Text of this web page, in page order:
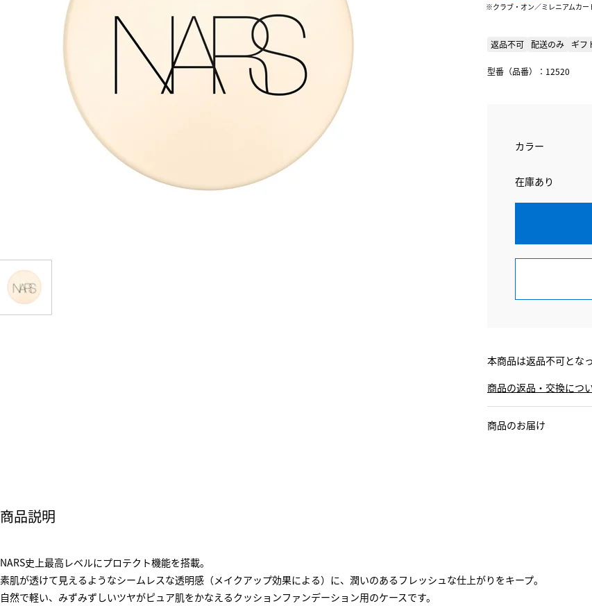
クラブ・オン／ミレニアムカ
返品不可 配送のみ ギフ
型番（品番）：12520
カラー
在庫あり
本商品は返品不可とな
商品の返品・交換につ
商品のお届け
商品説明
NARS史上最高レベルにプロテクト機能を搭載。
素肌が透けて見えるようなシームレスな透明感（メイクアップ効果による）に、潤いのあるフレッシュな仕上がりをキープ。
自然で軽い、みずみずしいツヤがピュア肌をかなえるクッションファンデーション用のケースです。